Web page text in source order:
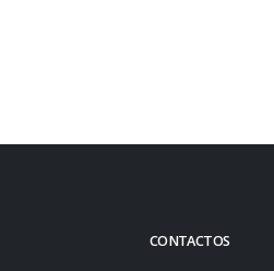
CONTACTOS